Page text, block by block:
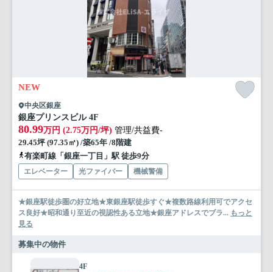
NEW
中央区銀座
銀座プリンスビル 4F
80.99万円 (2.75万円/坪) 管理/共益費-
29.45坪 (97.35㎡) /築65年 /8階建
有楽町線「銀座一丁目」駅 徒歩9分
エレベーター 光ファイバー 機械警備
★銀座駅徒歩圏の好立地★東銀座駅徒歩すぐ★複数路線利用可でアクセ
ス良好★昭和通り至近の視認性ある立地★銀座アドレスでブラ... もっと
見る
募集中の物件
4F